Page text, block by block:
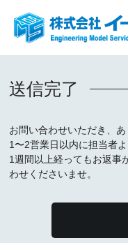
送信完了
お問い合わせいただき、あ
1〜2営業日以内に担当者
1週間以上経ってもお返事
わせくださいませ。